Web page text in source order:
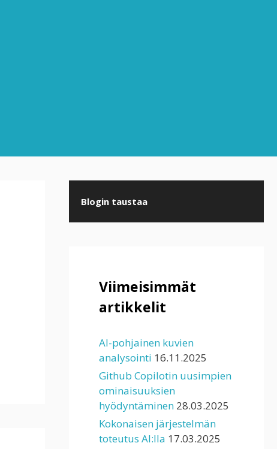
Blogin taustaa
Viimeisimmät
artikkelit
AI-pohjainen kuvien
analysointi 16.11.2025
Github Copilotin uusimpien
ominaisuuksien
hyödyntäminen 28.03.2025
Kokonaisen järjestelmän
toteutus AI:lla 17.03.2025